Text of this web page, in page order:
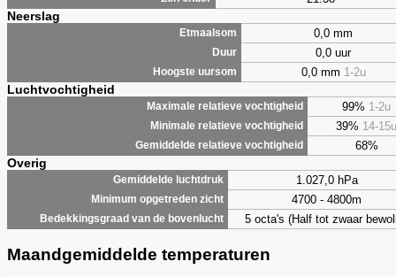
Neerslag
Etmaalsom 0,0 mm
Duur 0,0 uur
Hoogste uursom 0,0 mm 1-2u
Luchtvochtigheid
Maximale relatieve vochtigheid 99% 1-2u
Minimale relatieve vochtigheid 39% 14-15u
Gemiddelde relatieve vochtigheid 68%
Overig
Gemiddelde luchtdruk 1.027,0 hPa
Minimum opgetreden zicht 4700 - 4800m
Bedekkingsgraad van de bovenlucht 5 octa's (Half tot zwaar
Maandgemiddelde temperaturen